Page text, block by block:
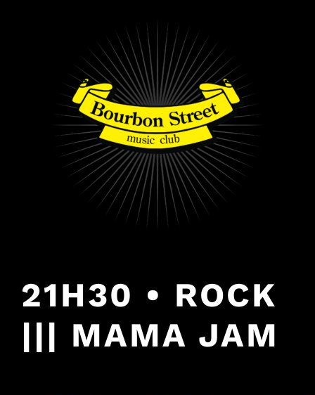
21H30 • ROCK
||| MAMA JAM